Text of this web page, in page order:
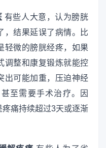
有些人大意，认为膀胱
，结果延误了病情。比
轻微的膀胱经疼，如果
调整和康复锻炼就能控
出可能加重，压迫神经
至需要手术治疗。因
痛持续超过3天或逐渐